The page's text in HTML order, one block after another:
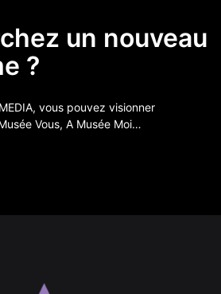
un nouveau
?
vous pouvez visionner
Vous, A Musée Moi…